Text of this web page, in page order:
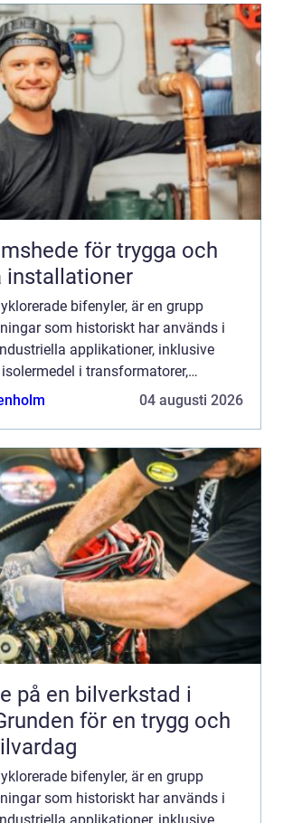
för trygga och
installationer
bifenyler, är en grupp
som historiskt har används i
applikationer, inklusive
i transformatorer,
och som tillsats i färger, fogmassor
04 augusti 2026
på en bilverkstad i
för en trygg och
bifenyler, är en grupp
som historiskt har används i